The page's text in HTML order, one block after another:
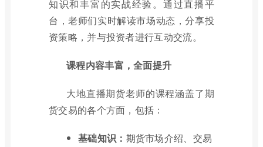
知识和丰富的实战经验。通过直播平
台，老师们实时解读市场动态，分享投
资策略，并与投资者进行互动交流。
课程内容丰富，全面提升
大地直播期货老师的课程涵盖了期
货交易的各个方面，包括：
基础知识： 期货市场介绍、交易